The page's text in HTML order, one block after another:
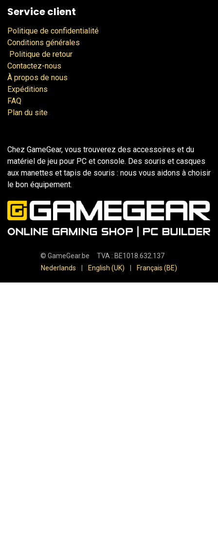
Service client
Politique de confidentialité
Conditions générales
Politique de retour
Contactez-nous
À propos de nous
Expéditions
FAQ
Plan du site
Chez GameGear, vous trouverez des accessoires et du
matériel de jeu pour PC et console. Des souris et casques
aux manettes et tapis de souris : nous vous aidons à choisir
le bon équipement.
© GameGear.be TVA : BE1018.632.137
Nederlands
English (UK) Français (BE)